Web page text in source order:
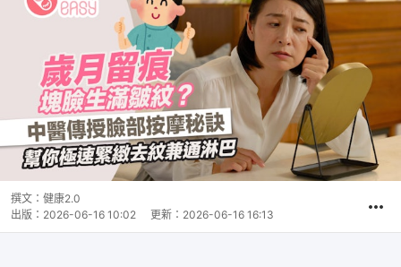
撰文： 健康2.0
出版： 2026-06-16 10:02 更新： 2026-06-16 16:13